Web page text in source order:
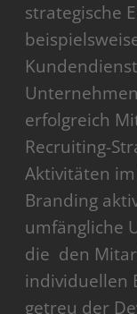
strategische
erfolgreich
Recruiting-
Aktivitäten
Branding
umfängliche
die den
individuellen
getreu der